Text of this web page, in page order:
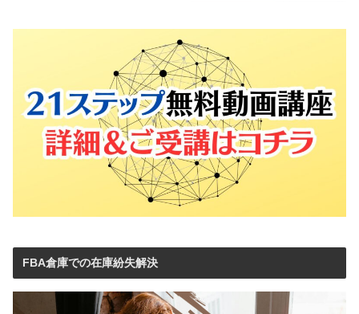
FBA倉庫での在庫紛失解決